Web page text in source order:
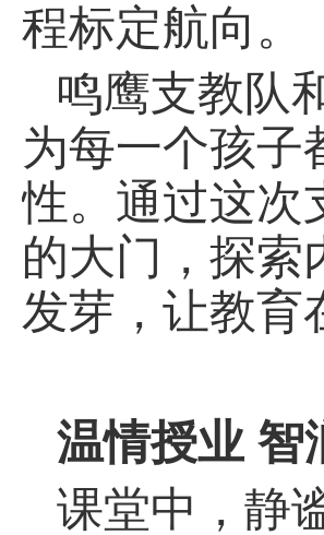
程标定航向。
鸣鹰支教队
为每一个孩子
性。通过这次
的大门，探索
发芽，让教育
温情授业 智
课堂中，静